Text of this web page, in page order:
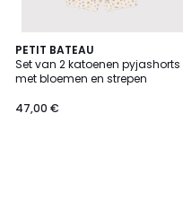
PETIT BATEAU
Set van 2 katoenen pyjashorts
met bloemen en strepen
47,00 €